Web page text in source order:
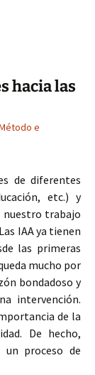
Journal of
hacia las
e
de diferentes
etc.) y
nuestro trabajo
IAA ya tienen
las primeras
mucho por
bondadoso y
intervención.
de la
De hecho,
proceso de
sobre